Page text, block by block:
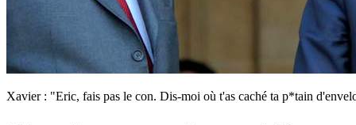
Xavier : "Eric, fais pas le con. Dis-moi où t'as caché ta p*tain